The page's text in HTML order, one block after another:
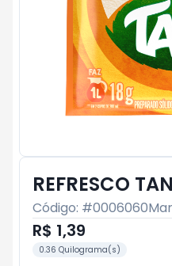
REFRESCO
Código: #0006060
R$ 1,39
0.36 Quilograma(s)